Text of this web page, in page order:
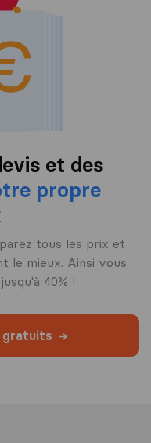
et des
propre
tous les prix et
le mieux. Ainsi vous
40% !
gratuits